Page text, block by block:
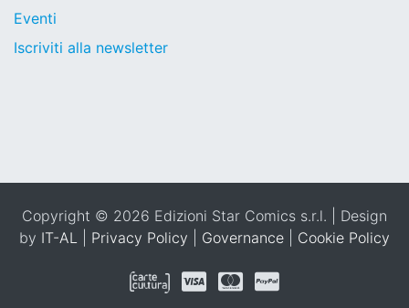
Eventi
Iscriviti alla newsletter
Copyright © 2026 Edizioni Star Comics s.r.l. | Design
by IT-AL Privacy Policy Governance Cookie Policy